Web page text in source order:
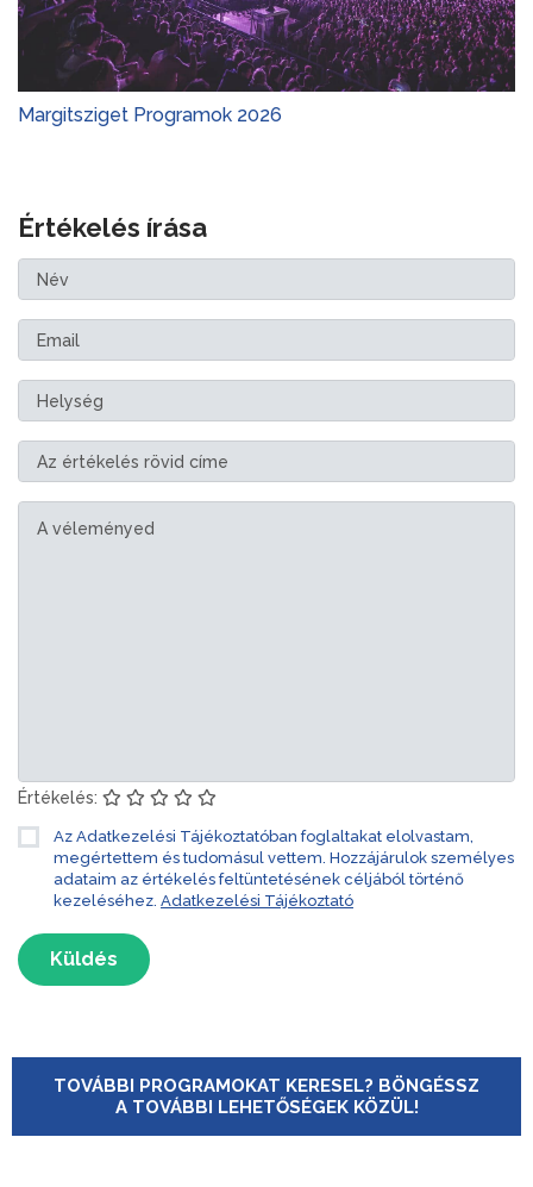
Margitsziget Programok 2026
Értékelés írása
Értékelés:
Az Adatkezelési Tájékoztatóban foglaltakat elolvastam,
megértettem és tudomásul vettem. Hozzájárulok személyes
adataim az értékelés feltüntetésének céljából történő
kezeléséhez. Adatkezelési Tájékoztató
Küldés
TOVÁBBI PROGRAMOKAT KERESEL? BÖNGÉSSZ
A TOVÁBBI LEHETŐSÉGEK KÖZÜL!